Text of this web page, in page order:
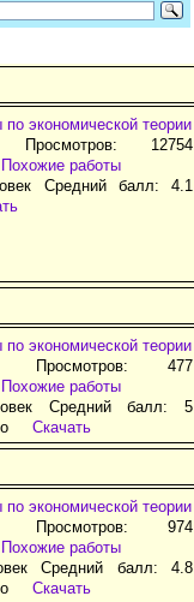
экономической теории
12754
Похожие работы
Средний балл: 4.1
экономической теории
Просмотров: 477
Похожие работы
Средний балл: 5
Скачать
экономической теории
Просмотров: 974
Похожие работы
Средний балл: 4.8
Скачать